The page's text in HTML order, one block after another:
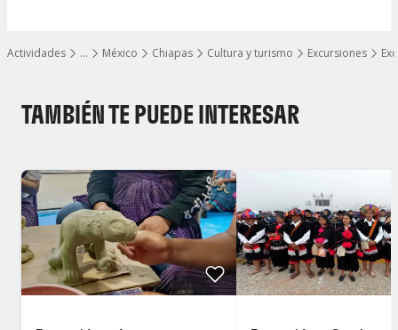
…
Mostrar todos los niveles
Actividades México Chiapas Cultura y turismo Excursiones
TAMBIÉN TE PUEDE INTERESAR